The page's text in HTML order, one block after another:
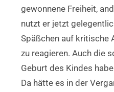
gewonnene Freiheit,
nutzt er jetzt
Späßchen auf kritische
zu reagieren. Auch die
Geburt des Kindes
Da hätte es in der